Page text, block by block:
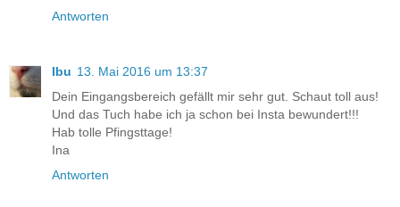
Antworten
Ibu 13. Mai 2016 um 13:37
Dein Eingangsbereich gefällt mir sehr gut. Schaut toll aus!
Und das Tuch habe ich ja schon bei Insta bewundert!!!
Hab tolle Pfingsttage!
Ina
Antworten